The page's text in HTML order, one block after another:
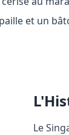
et un
Le